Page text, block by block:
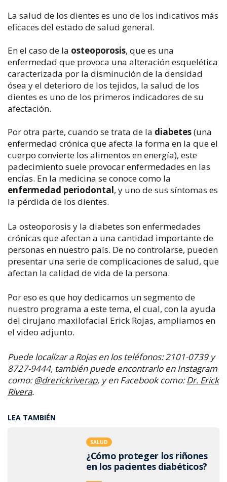
La salud de los dientes es uno de los indicativos más
eficaces del estado de salud general.
En el caso de la osteoporosis, que es una
enfermedad que provoca una alteración esquelética
caracterizada por la disminución de la densidad
ósea y el deterioro de los tejidos, la salud de los
dientes es uno de los primeros indicadores de su
afectación.
Por otra parte, cuando se trata de la diabetes(una
enfermedad crónica que afecta la forma en la que el
cuerpo convierte los alimentos en energía), este
padecimiento suele provocar enfermedades en las
encías. En la medicina se conoce como la
enfermedad periodontal, y uno de sus síntomas es
la pérdida de los dientes.
La osteoporosis y la diabetes son enfermedades
crónicas que afectan a una cantidad importante de
personas en nuestro país. De no controlarse, pueden
presentar una serie de complicaciones de salud, que
afectan la calidad de vida de la persona.
Por eso es que hoy dedicamos un segmento de
nuestro programa a este tema, el cual, con la ayuda
del cirujano maxilofacial Erick Rojas, ampliamos en
el video adjunto.
Puede localizar a Rojas en los teléfonos: 2101-0739 y
8727-9444, también puede encontrarlo en Instagram
como:@drerickriverap, y en Facebook como:Dr. Erick
Rivera.
LEA TAMBIÉN
SALUD
¿Cómo proteger los riñones
en los pacientes diabéticos?